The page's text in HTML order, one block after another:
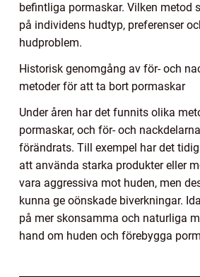
befintliga pormaskar. Vilken metod
på individens hudtyp, preferenser
hudproblem.
Historisk genomgång av för- och
metoder för att ta bort pormaskar
Under åren har det funnits olika
pormaskar, och för- och
förändrats. Till exempel har det
att använda starka produkter eller
vara aggressiva mot huden, men
kunna ge oönskade biverkningar.
på mer skonsamma och naturliga
hand om huden och förebygga